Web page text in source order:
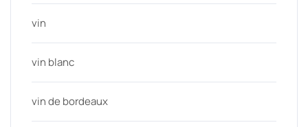
vin
vin blanc
vin de bordeaux